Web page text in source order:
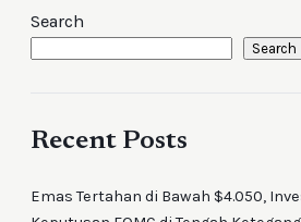
Search
Search
Recent Posts
Emas Tertahan di Bawah $4.050,